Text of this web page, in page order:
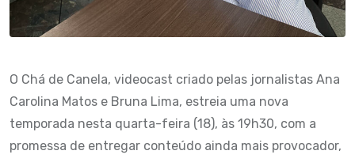
O Chá de Canela, videocast criado pelas jornalistas Ana
Carolina Matos e Bruna Lima, estreia uma nova
temporada nesta quarta-feira (18), às 19h30, com a
promessa de entregar conteúdo ainda mais provocador,